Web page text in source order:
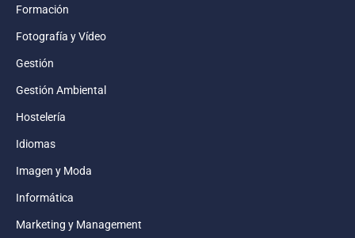
Formación
Fotografía y Vídeo
Gestión
Gestión Ambiental
Hostelería
Idiomas
Imagen y Moda
Informática
Marketing y Management